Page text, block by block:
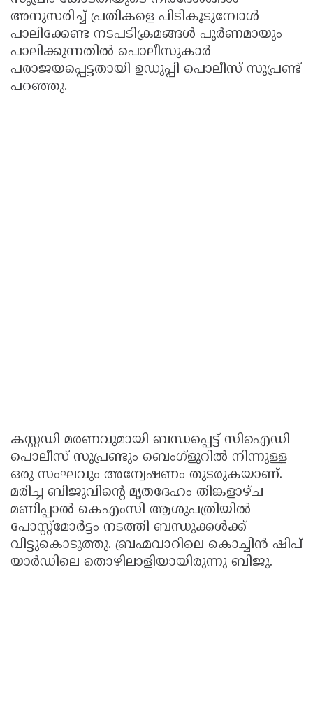
അനുസരിച്ച് പ്രതികളെ പിടികൂടുമ്പോൾ
പാലിക്കേണ്ട നടപടിക്രമങ്ങൾ പൂർണമായും
പാലിക്കുന്നതിൽ പൊലീസുകാർ
പരാജയപ്പെട്ടതായി ഉഡുപ്പി പൊലീസ് സൂപ്രണ്ട്
പറഞ്ഞു.
കസ്റ്റഡി മരണവുമായി ബന്ധപ്പെട്ട് സിഐഡി
പൊലീസ് സൂപ്രണ്ടും ബെംഗ്ളൂറിൽ നിന്നുള്ള
ഒരു സംഘവും അന്വേഷണം തുടരുകയാണ്.
മരിച്ച ബിജുവിൻ്റെ മൃതദേഹം തിങ്കളാഴ്ച
മണിപ്പാൽ കെഎംസി ആശുപത്രിയിൽ
പോസ്റ്റ്മോർട്ടം നടത്തി ബന്ധുക്കൾക്ക്
വിട്ടുകൊടുത്തു. ബ്രഹ്മവാറിലെ കൊച്ചിൻ ഷിപ്
യാർഡിലെ തൊഴിലാളിയായിരുന്നു ബിജു.